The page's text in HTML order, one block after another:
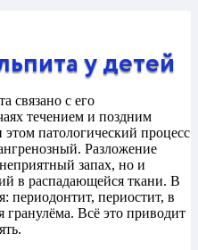
у детей
связано с его
течением и поздним
патологический процесс
Разложение
запах, но и
в распадающейся ткани. В
периодонтит, периостит, в
гранулёма. Всё это приводит